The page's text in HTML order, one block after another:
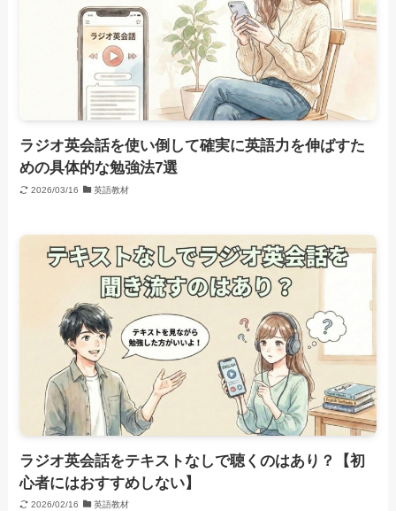
ラジオ英会話を使い倒して確実に英語力を伸ばすた
めの具体的な勉強法7選
2026/03/16 英語教材
ラジオ英会話をテキストなしで聴くのはあり？【初
心者にはおすすめしない】
2026/02/16 英語教材